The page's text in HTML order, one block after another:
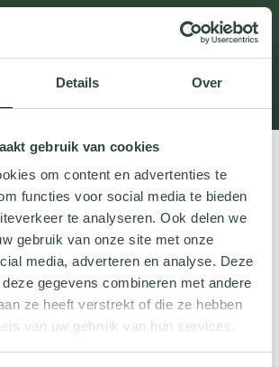
Details Over
gebruik van cookies
om content en advertenties te
functies voor social media te bieden
te analyseren. Ook delen we
gebruik van onze site met onze
media, adverteren en analyse. Deze
gegevens combineren met andere
ze heeft verstrekt of die ze hebben
van uw gebruik van hun services.
wird derzeit gewartet.
vermissen, können Sie uns
294 anrufen oder uns unter